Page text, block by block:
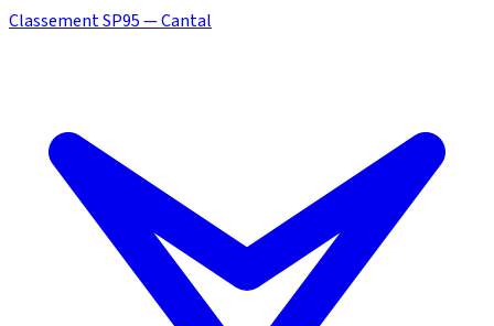
Classement SP95 — Cantal